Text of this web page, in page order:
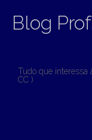
Blog
Tudo que interessa
CC )